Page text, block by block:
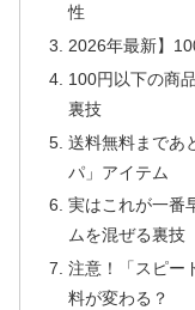
性
2026年最新】
100円以下の商
裏技
送料無料まであ
パ」アイテム
実はこれが一番
ムを混ぜる裏技
注意！「スピー
料が変わる？